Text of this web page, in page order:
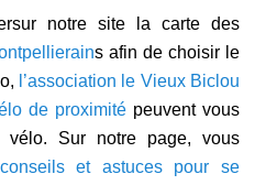
notre site la carte des
s afin de choisir le
l’association le Vieux Biclou
de proximité peuvent vous
vélo. Sur notre page, vous
conseils et astuces pour se